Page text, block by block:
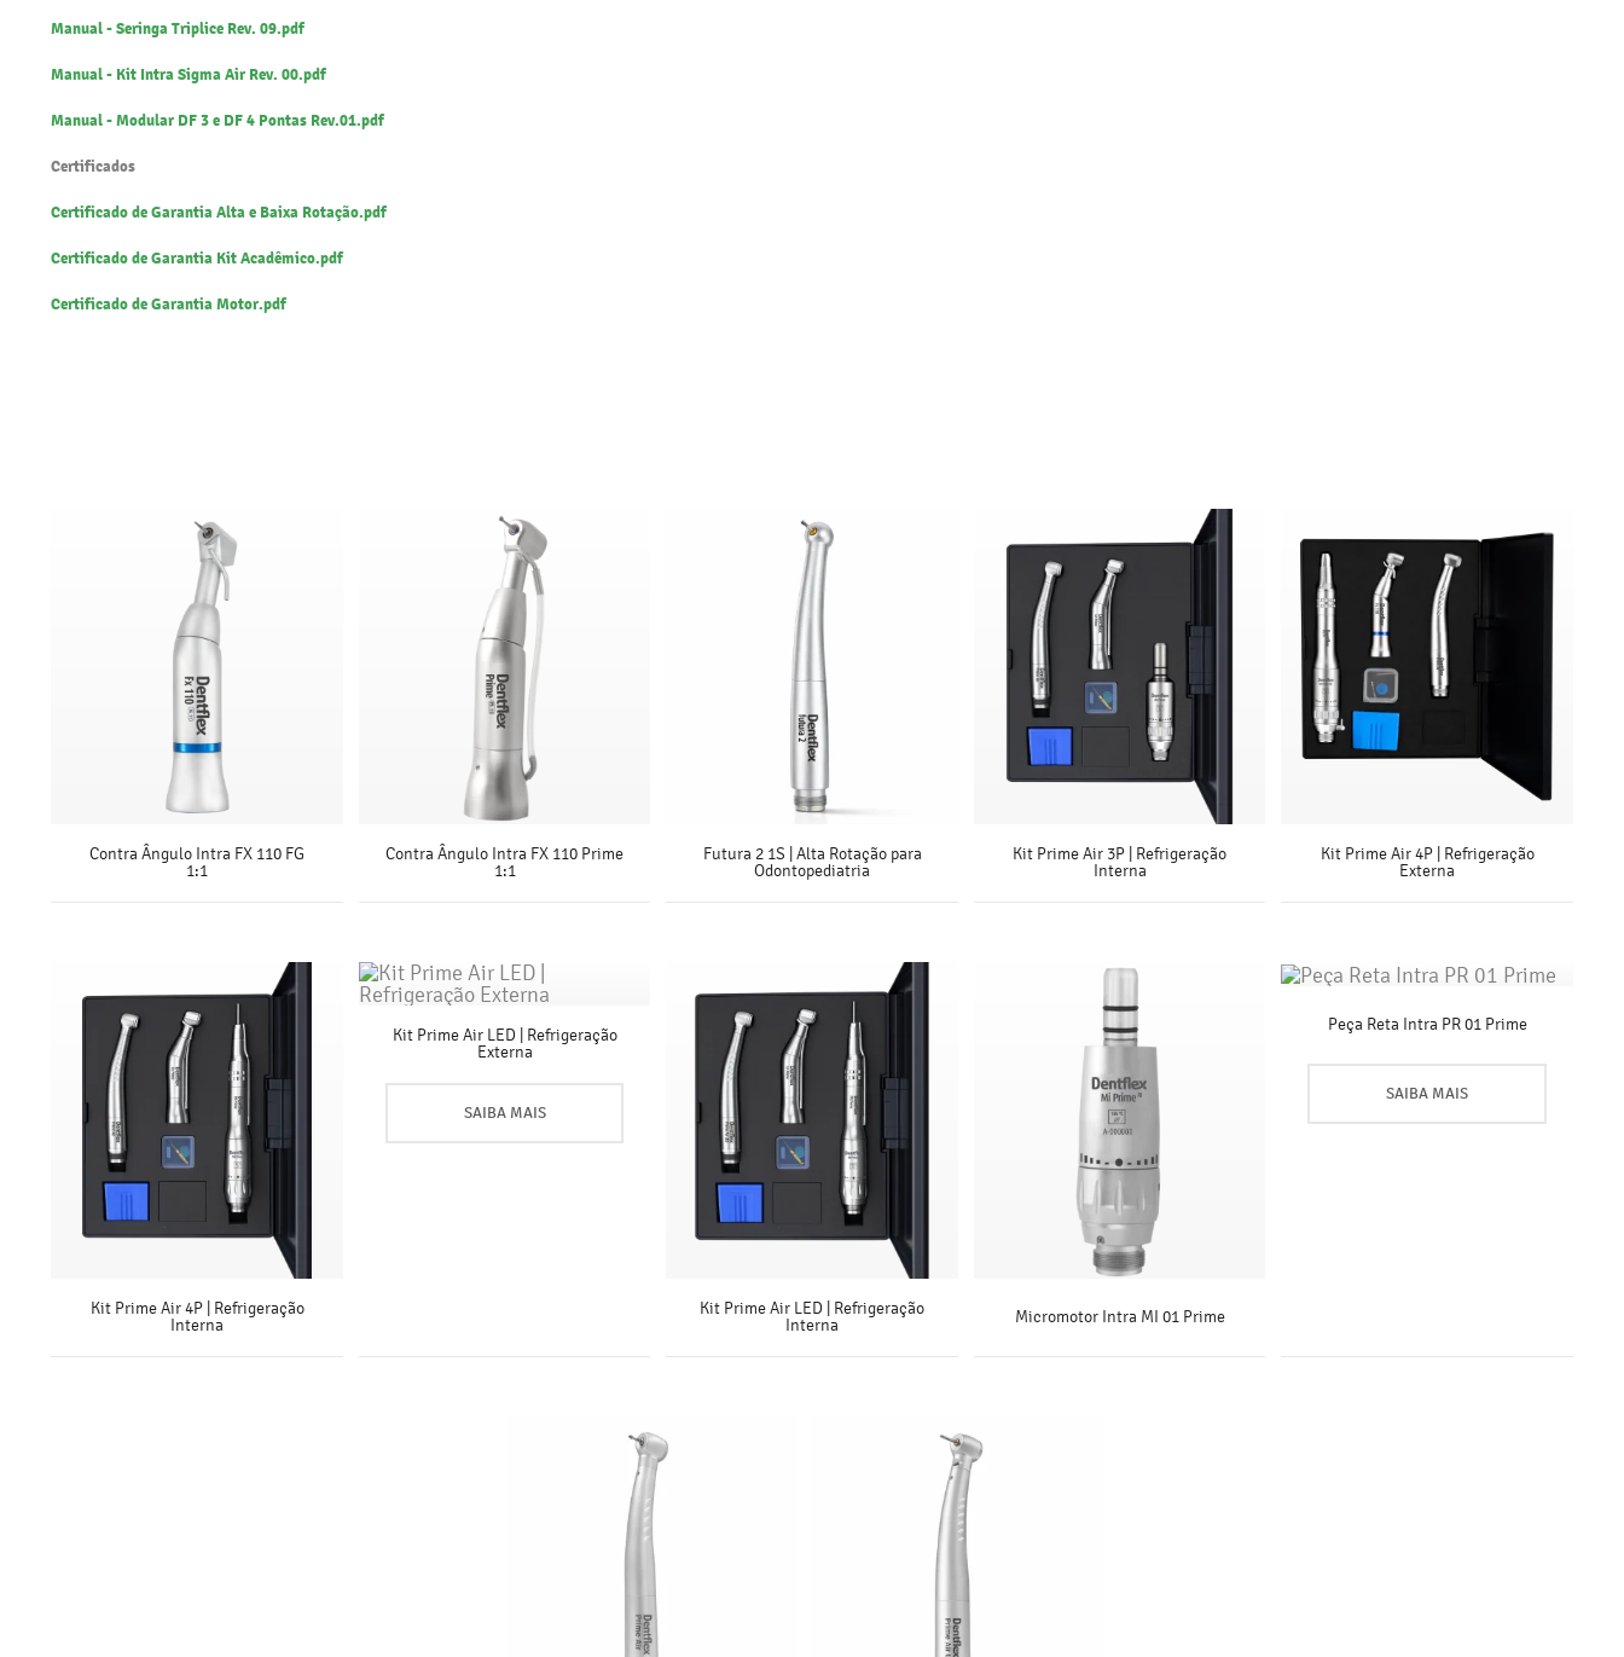
Manual - Seringa Triplice Rev. 09.pdf
Manual - Kit Intra Sigma Air Rev. 00.pdf
Manual - Modular DF 3 e DF 4 Pontas Rev.01.pdf
Certificados
Certificado de Garantia Alta e Baixa Rotação.pdf
Certificado de Garantia Kit Acadêmico.pdf
Certificado de Garantia Motor.pdf
Contra Ângulo Intra FX 110 FG
1:1
Contra Ângulo Intra FX 110 Prime
1:1
Futura 2 1S | Alta Rotação para
Odontopediatria
Kit Prime Air 3P | Refrigeração
Interna
Kit Prime Air 4P | Refrigeração
Externa
Kit Prime Air 4P | Refrigeração
Interna
Kit Prime Air LED | Refrigeração
Externa
SAIBA MAIS
Kit Prime Air LED | Refrigeração
Interna
Micromotor Intra MI 01 Prime
Peça Reta Intra PR 01 Prime
SAIBA MAIS